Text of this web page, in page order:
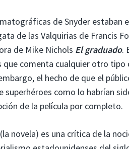
de Snyder
de las Valquirias de Francis
de Mike Nichols El graduado.
que comenta cualquier otro
el hecho de que el
superhéroes como lo habrían
de la película por completo.
novela) es una crítica de la